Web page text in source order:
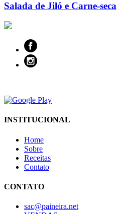
Salada de Jiló e Carne-seca
INSTITUCIONAL
Home
Sobre
Receitas
Contato
CONTATO
sac@paineira.net